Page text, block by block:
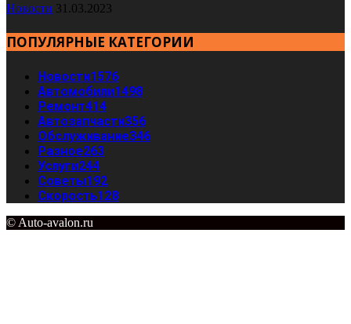
Новости 31.03.2023
ПОПУЛЯРНЫЕ КАТЕГОРИИ
Новости1576
Автомобили1498
Ремонт414
Автозапчасти356
Обслуживание346
Разное263
Услуги244
Советы192
Скорость128
© Auto-avalon.ru